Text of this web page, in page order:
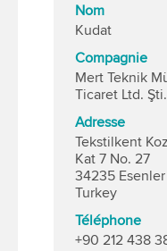
Nom
Kudat
Compagnie
Mert Teknik
Ticaret Ltd. Şti.
Adresse
Tekstilkent
Kat 7 No. 27
34235
Turkey
Téléphone
+90 212 438